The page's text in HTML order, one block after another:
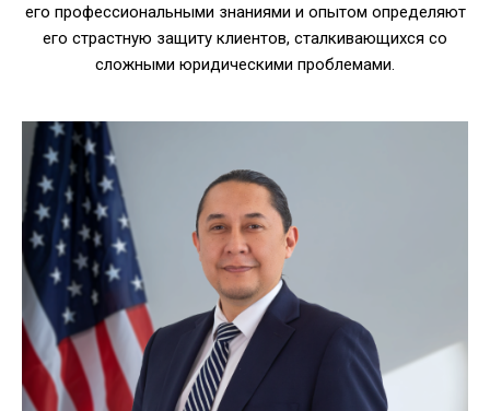
его профессиональными знаниями и опытом определяют
его страстную защиту клиентов, сталкивающихся со
сложными юридическими проблемами.